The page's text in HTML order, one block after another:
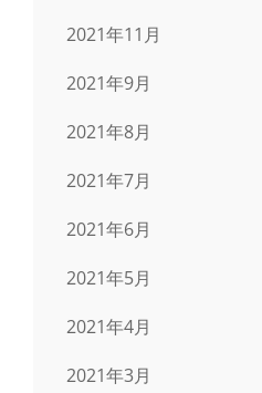
2021年11月
2021年9月
2021年8月
2021年7月
2021年6月
2021年5月
2021年4月
2021年3月